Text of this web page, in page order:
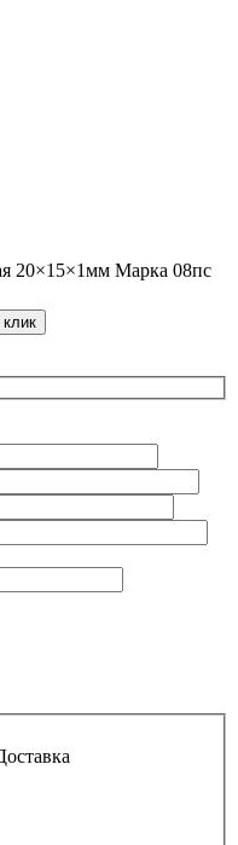
20×15×1мм Марка 08пс